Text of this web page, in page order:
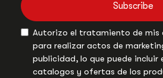
Subscribe
Autorizo el tratamiento de
para realizar actos de
publicidad, lo que puede incluir
catalogos y ofertas de los